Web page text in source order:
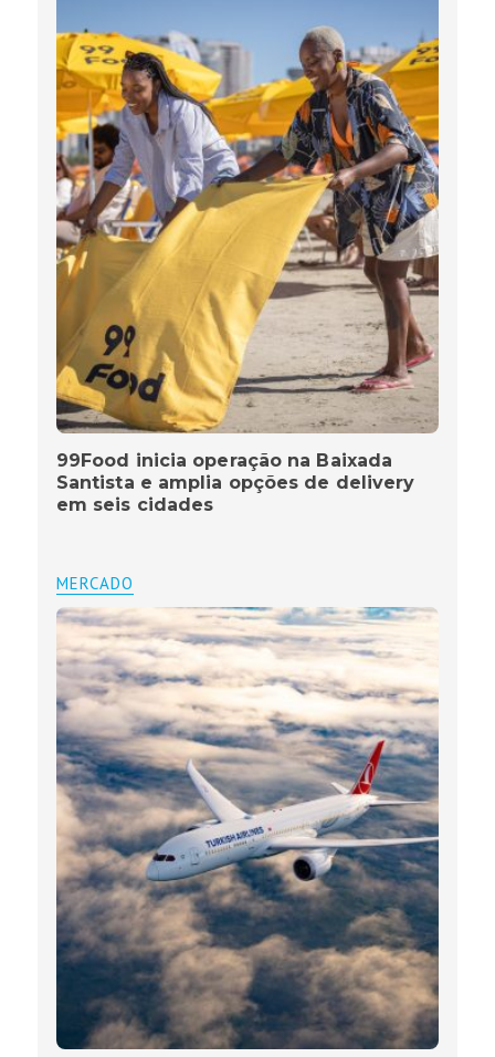
99Food inicia operação na Baixada
Santista e amplia opções de delivery
em seis cidades
MERCADO